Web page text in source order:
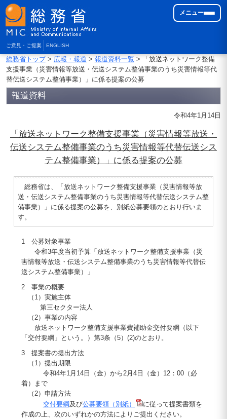
ご意見・ご提案 ENGLISH
メニュー
総務省トップ> 広報・報道 > 報道資料一覧> 「放送ネットワーク整備
支援事業（災害情報等放送・伝送システム整備事業のうち災害情報等代
替伝送システム整備事業）」に係る提案の公募
報道資料
令和4年1月14日
「放送ネットワーク整備支援事業（災害情報等放送・
伝送システム整備事業のうち災害情報等代替伝送シス
テム整備事業）」に係る提案の公募
総務省は、「放送ネットワーク整備支援事業（災害情報等放
送・伝送システム整備事業のうち災害情報等代替伝送システム整
備事業）」に係る提案の公募を、別紙公募要領のとおり行いま
す。
1 公募対象事業
令和3年度当初予算「放送ネットワーク整備支援事業（災
害情報等放送・伝送システム整備事業のうち災害情報等代替伝
送システム整備事業）」
2 事業の概要
（1）実施主体
第三セクター法人
（2）事業の内容
放送ネットワーク整備支援事業費補助金交付要綱（以下
「交付要綱」という。）第3条（5）(2)のとおり。
3 提案書の提出方法
（1）提出期限
令和4年1月14日（金）から2月4日（金）12：00（必
着）まで
（2）申請方法
交付要綱及び公募要領（別紙）
に従って提案書類を
作成の上、次のいずれかの方法によりご提出ください。